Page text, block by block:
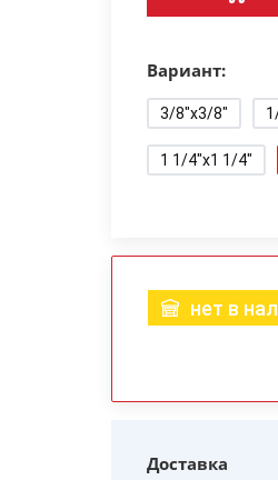
Вариант:
3/8"x3/8"
1 1/4"x1 1/4"
нет в
Доставка